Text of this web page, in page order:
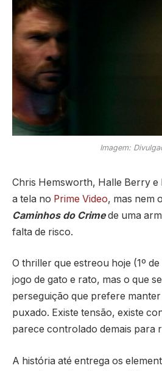
Imagem:
Chris Hemsworth, Halle Berry e
a tela no Prime Video, mas nem
Caminhos do Crimede uma
falta de risco.
O thriller que estreou hoje (1º
jogo de gato e rato, mas o que
perseguição que prefere
puxado. Existe tensão, existe
parece controlado demais para
A história até entrega os